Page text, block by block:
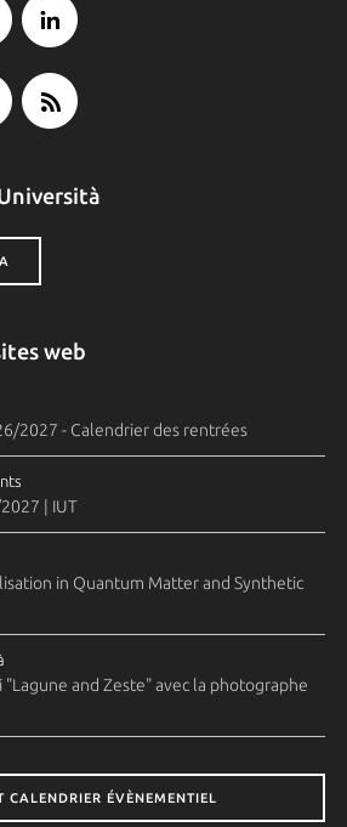
web
2027 - Calendrier des rentrées
| IUT
in Quantum Matter and Synthetic
"Lagune and Zeste" avec la photographe
CALENDRIER ÉVÈNEMENTIEL